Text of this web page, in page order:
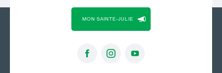
MON SAINTE-JULIE